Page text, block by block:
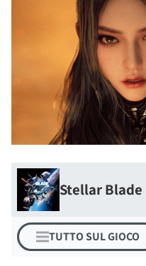
Stellar Blade
TUTTO SUL GIOCO